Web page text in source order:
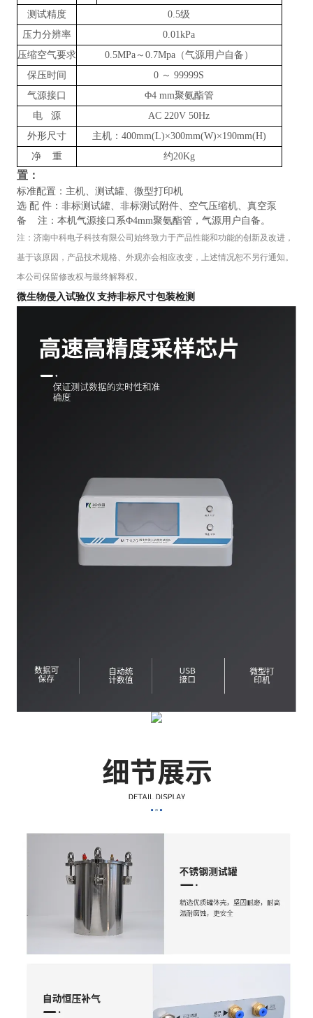
测试精度
0.5级
压力分辨率
0.01kPa
压缩空气要求
0.5MPa～0.7Mpa（气源用户自备）
保压时间
0 ～ 99999S
气源接口
Φ4 mm聚氨酯管
电 源
AC 220V 50Hz
外形尺寸
主机：400mm(L)×300mm(W)×190mm(H)
净 重
约20Kg
置：
标准配置：主机、测试罐、微型打印机
选 配 件：非标测试罐、非标测试附件、空气压缩机、真空泵
备 注：本机气源接口系Φ4mm聚氨酯管，气源用户自备。
注： 济南中科电子科技有限公司始终致力于产品性能和功能的创新及改进，
基于该原因，产品技术规格、外观亦会相应改变，上述情况恕不另行通知。
本公司保留修改权与最终解释权。
微生物侵入试验仪 支持非标尺寸包装检测